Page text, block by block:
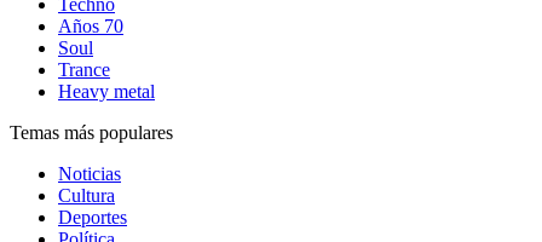
Techno
Años 70
Soul
Trance
Heavy metal
Temas más populares
Noticias
Cultura
Deportes